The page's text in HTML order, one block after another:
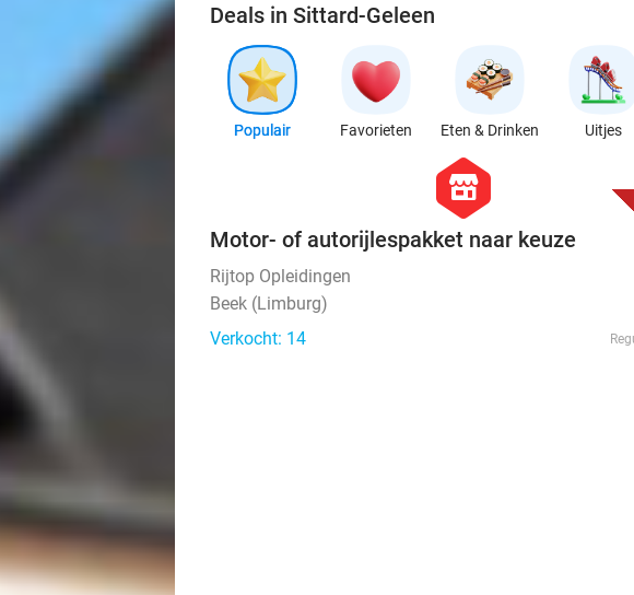
Deals in Sittard-Geleen
Populair Favorieten Eten & Drinken Uitjes
hexagon
store
Motor- of autorijlespakket naar keuze
Rijtop Opleidingen
Beek (Limburg)
Verkocht: 14